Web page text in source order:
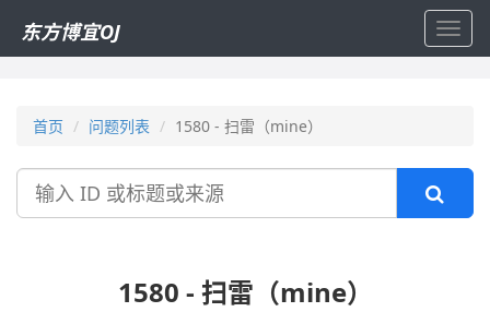
东方博宜OJ
首页 问题列表 1580 - 扫雷（mine）
搜
1580 - 扫雷（mine）